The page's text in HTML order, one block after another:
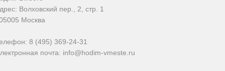
Волховский пер., 2, стр. 1
Москва
8 (495) 369-24-31
почта: info@hodim-vmeste.ru